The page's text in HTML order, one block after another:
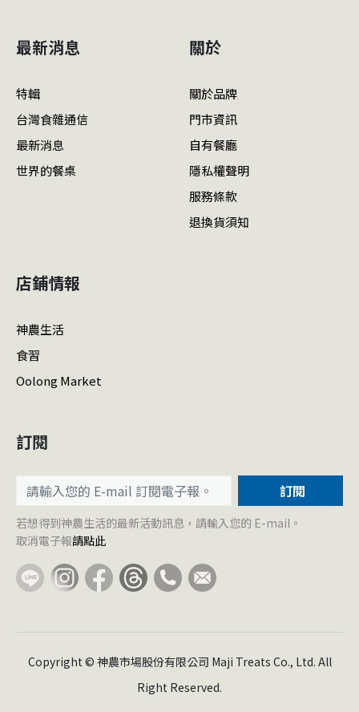
最新消息
特輯
台灣食雜通信
最新消息
世界的餐桌
關於
關於品牌
門市資訊
自有餐廳
隱私權聲明
服務條款
退換貨須知
店鋪情報
神農生活
食習
Oolong Market
訂閱
訂閱
若想得到神農生活的最新活動訊息，請輸入您的 E-mail。
取消電子報請點此
Copyright © 神農市場股份有限公司 Maji Treats Co., Ltd. All
Right Reserved.